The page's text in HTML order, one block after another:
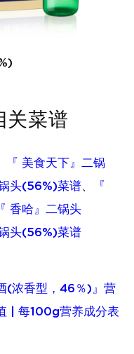
菜谱
『 美食天下』二锅
头(56%)菜谱、
『
『 香哈』二锅头
头(56%)菜谱
(浓香型，46％)』营
| 每100g营养成分表